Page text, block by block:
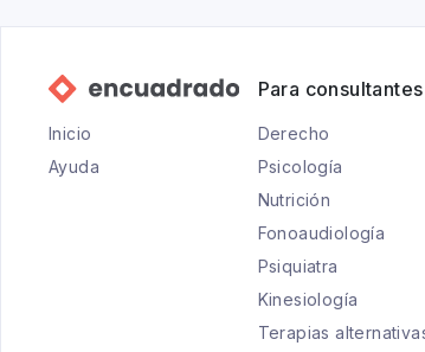
Inicio
Ayuda
Para consultantes
Derecho
Psicología
Nutrición
Fonoaudiología
Psiquiatra
Kinesiología
Terapias